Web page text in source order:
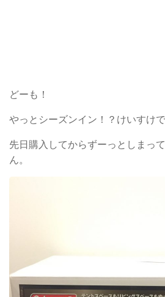
どーも！
やっとシーズンイン！？けいすけで
先日購入してからずーっとしまっ
ん。